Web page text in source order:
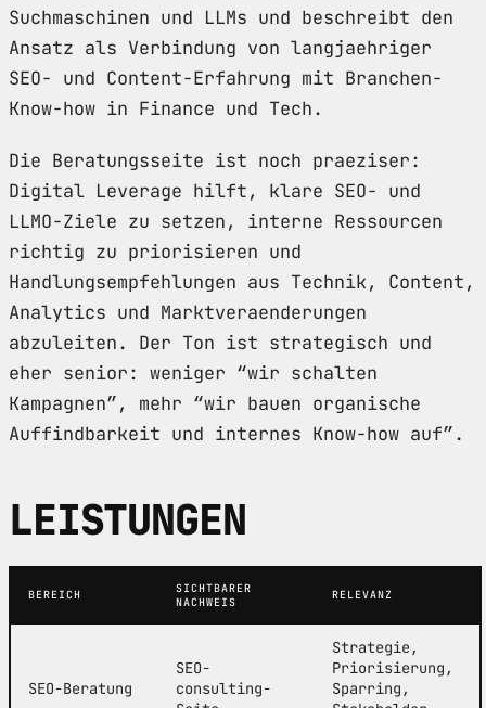
Suchmaschinen und LLMs und beschreibt den
Ansatz als Verbindung von langjaehriger
SEO- und Content-Erfahrung mit Branchen-
Know-how in Finance und Tech.
Die Beratungsseite ist noch praeziser:
Digital Leverage hilft, klare SEO- und
LLMO-Ziele zu setzen, interne Ressourcen
richtig zu priorisieren und
Handlungsempfehlungen aus Technik, Content,
Analytics und Marktveraenderungen
abzuleiten. Der Ton ist strategisch und
eher senior: weniger “wir schalten
Kampagnen”, mehr “wir bauen organische
Auffindbarkeit und internes Know-how auf”.
LEISTUNGEN
BEREICH
SICHTBARER
NACHWEIS
RELEVANZ
SEO-Beratung
SEO-
consulting-
Strategie,
Priorisierung,
Sparring,